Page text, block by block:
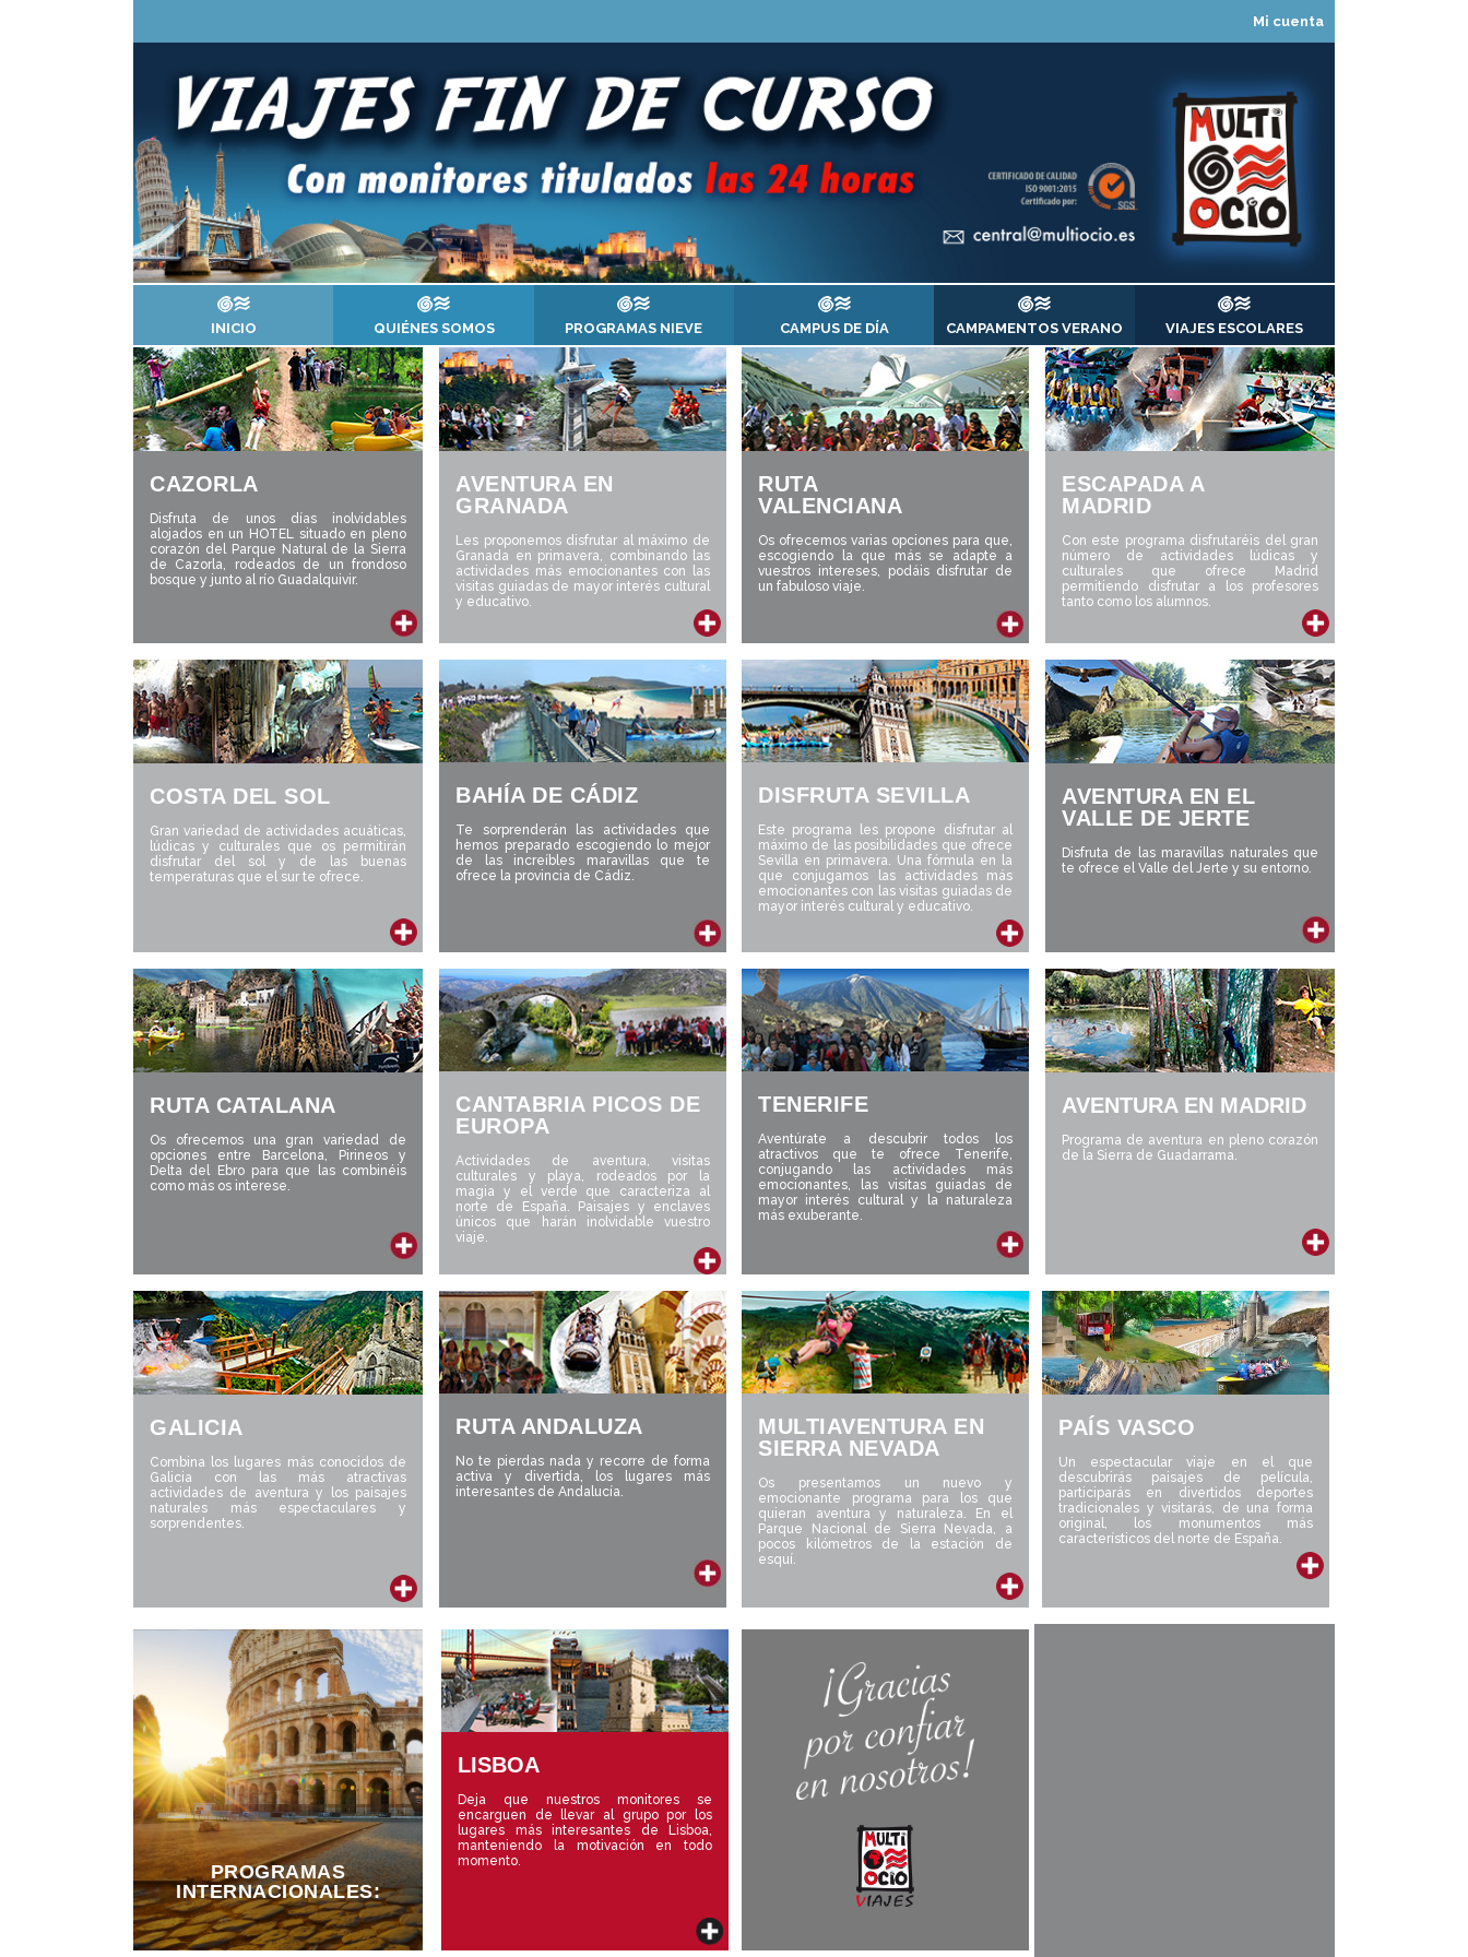
Mi cuenta
INICIO QUIÉNES SOMOS PROGRAMAS NIEVE CAMPUS DE DÍA CAMPAMENTOS VERANO VIAJES ESCOLARES
CAZORLA
Disfruta de unos días inolvidables
alojados en un HOTEL situado en pleno
corazón del Parque Natural de la Sierra
de Cazorla, rodeados de un frondoso
bosque y junto al río Guadalquivir.
AVENTURA EN
GRANADA
Les proponemos disfrutar al máximo de
Granada en primavera, combinando las
actividades más emocionantes con las
visitas guiadas de mayor interés cultural
y educativo.
RUTA
VALENCIANA
Os ofrecemos varias opciones para que,
escogiendo la que más se adapte a
vuestros intereses, podáis disfrutar de
un fabuloso viaje.
ESCAPADA A
MADRID
Con este programa disfrutaréis del gran
número de actividades lúdicas y
culturales que ofrece Madrid
permitiendo disfrutar a los profesores
tanto como los alumnos.
COSTA DEL SOL
Gran variedad de actividades acuáticas,
lúdicas y culturales que os permitirán
disfrutar del sol y de las buenas
temperaturas que el sur te ofrece.
BAHÍA DE CÁDIZ
Te sorprenderán las actividades que
hemos preparado escogiendo lo mejor
de las increíbles maravillas que te
ofrece la provincia de Cádiz.
DISFRUTA SEVILLA
Este programa les propone disfrutar al
máximo de las posibilidades que ofrece
Sevilla en primavera. Una fórmula en la
que conjugamos las actividades más
emocionantes con las visitas guiadas de
mayor interés cultural y educativo.
AVENTURA EN EL
VALLE DE JERTE
Disfruta de las maravillas naturales que
te ofrece el Valle del Jerte y su entorno.
RUTA CATALANA
Os ofrecemos una gran variedad de
opciones entre Barcelona, Pirineos y
Delta del Ebro para que las combinéis
como más os interese.
CANTABRIA PICOS DE
EUROPA
Actividades de aventura, visitas
culturales y playa, rodeados por la
magia y el verde que caracteriza al
norte de España. Paisajes y enclaves
únicos que harán inolvidable vuestro
viaje.
TENERIFE
Aventúrate a descubrir todos los
atractivos que te ofrece Tenerife,
conjugando las actividades más
emocionantes, las visitas guiadas de
mayor interés cultural y la naturaleza
más exuberante.
AVENTURA EN MADRID
Programa de aventura en pleno corazón
de la Sierra de Guadarrama.
GALICIA
Combina los lugares más conocidos de
Galicia con las más atractivas
actividades de aventura y los paisajes
naturales más espectaculares y
sorprendentes.
RUTA ANDALUZA
No te pierdas nada y recorre de forma
activa y divertida, los lugares más
interesantes de Andalucía.
MULTIAVENTURA EN
SIERRA NEVADA
Os presentamos un nuevo y
emocionante programa para los que
quieran aventura y naturaleza. En el
Parque Nacional de Sierra Nevada, a
pocos kilómetros de la estación de
esquí.
PAÍS VASCO
Un espectacular viaje en el que
descubrirás paisajes de película,
participarás en divertidos deportes
tradicionales y visitarás, de una forma
original, los monumentos más
característicos del norte de España.
PROGRAMAS
INTERNACIONALES:
LISBOA
Deja que nuestros monitores se
encarguen de llevar al grupo por los
lugares más interesantes de Lisboa,
manteniendo la motivación en todo
momento.